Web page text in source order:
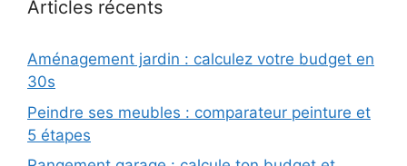
Articles récents
Aménagement jardin : calculez votre budget en
30s
Peindre ses meubles : comparateur peinture et
5 étapes